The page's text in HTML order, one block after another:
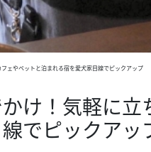
ェやペットと泊まれる宿を愛犬家目線でピックアップ
け！気軽に
でピックアッ